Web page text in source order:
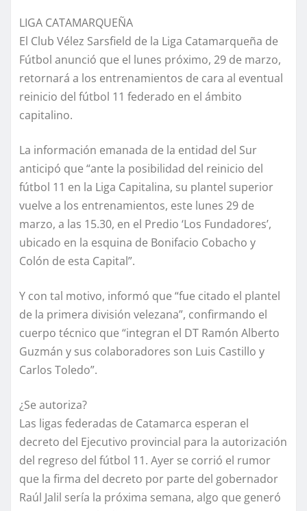
LIGA CATAMARQUEÑA
El Club Vélez Sarsfield de la Liga Catamarqueña de
Fútbol anunció que el lunes próximo, 29 de marzo,
retornará a los entrenamientos de cara al eventual
reinicio del fútbol 11 federado en el ámbito
capitalino.
La información emanada de la entidad del Sur
anticipó que “ante la posibilidad del reinicio del
fútbol 11 en la Liga Capitalina, su plantel superior
vuelve a los entrenamientos, este lunes 29 de
marzo, a las 15.30, en el Predio ‘Los Fundadores’,
ubicado en la esquina de Bonifacio Cobacho y
Colón de esta Capital”.
Y con tal motivo, informó que “fue citado el plantel
de la primera división velezana”, confirmando el
cuerpo técnico que “integran el DT Ramón Alberto
Guzmán y sus colaboradores son Luis Castillo y
Carlos Toledo”.
¿Se autoriza?
Las ligas federadas de Catamarca esperan el
decreto del Ejecutivo provincial para la autorización
del regreso del fútbol 11. Ayer se corrió el rumor
que la firma del decreto por parte del gobernador
Raúl Jalil sería la próxima semana, algo que generó